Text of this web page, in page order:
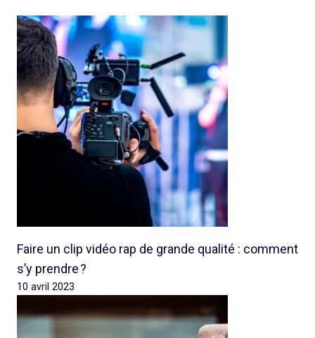
Faire un clip vidéo rap de grande qualité : comment
s’y prendre ?
10 avril 2023